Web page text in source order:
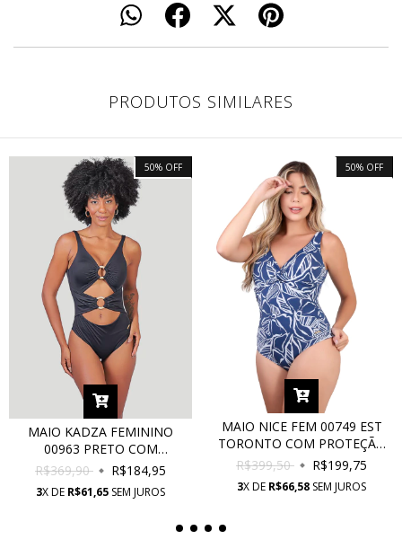
PRODUTOS SIMILARES
50% OFF
MAIO KADZA FEMININO
00963 PRETO COM
PROTEÇÃO UV
R$369,90 R$184,95
3X DE R$61,65 SEM JUROS
50% OFF
MAIO NICE FEM 00749 EST
TORONTO COM PROTEÇÃO
UV
R$399,50 R$199,75
3X DE R$66,58 SEM JUROS